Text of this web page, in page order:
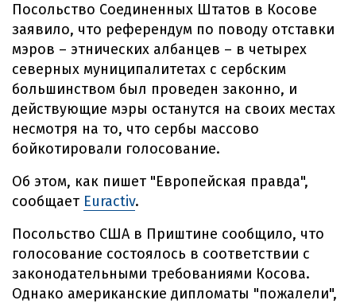
Посольство Соединенных Штатов в Косове
заявило, что референдум по поводу отставки
мэров – этнических албанцев – в четырех
северных муниципалитетах с сербским
большинством был проведен законно, и
действующие мэры останутся на своих местах
несмотря на то, что сербы массово
бойкотировали голосование.
Об этом, как пишет "Европейская правда",
сообщает Euractiv.
Посольство США в Приштине сообщило, что
голосование состоялось в соответствии с
законодательными требованиями Косова.
Однако американские дипломаты "пожалели",